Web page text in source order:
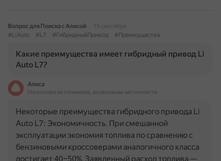
Вопрос для Поиска с Алисой
15 сентября
#LiAuto
#L7 #ГибридныйПривод #Преимущества
Какие преимущества имеет гибридный привод Li
Auto L7?
Алиса
На основе источников, возможны неточности
Некоторые преимущества гибридного привода Li
Auto L7: Экономичность. При смешанной
эксплуатации экономия топлива по сравнению с
бензиновыми кроссоверами аналогичного класса
достигает 40–50%. Заявленный расход топлива —